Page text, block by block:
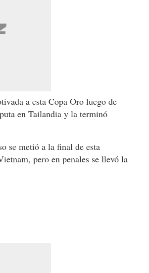
a esta Copa Oro luego de
en Tailandia y la terminó
se metió a la final de esta
pero en penales se llevó la